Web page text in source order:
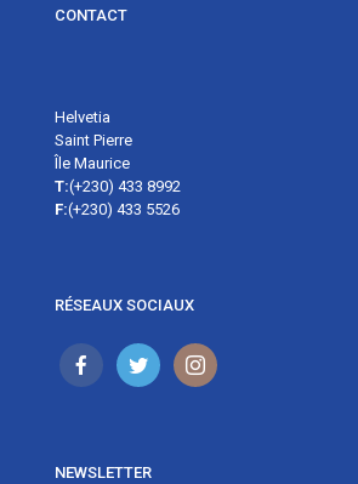
CONTACT
Helvetia
Saint Pierre
Île Maurice
T:(+230) 433 8992
F:(+230) 433 5526
RÉSEAUX SOCIAUX
NEWSLETTER